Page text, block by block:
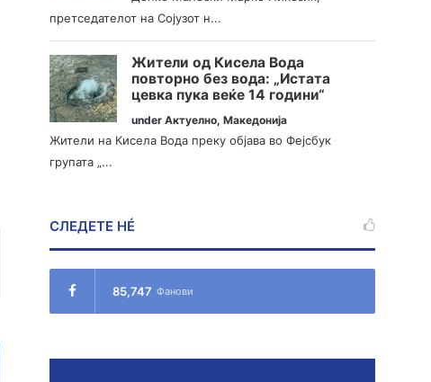
претседателот на Сојузот н...
Жители од Кисела Вода
повторно без вода: „Истата
цевка пука веќе 14 години“
underАктуелно,Македонија
Жители на Кисела Вода преку објава во Фејсбук
групата „...
СЛЕДЕТЕ НÉ
85,747 Фанови